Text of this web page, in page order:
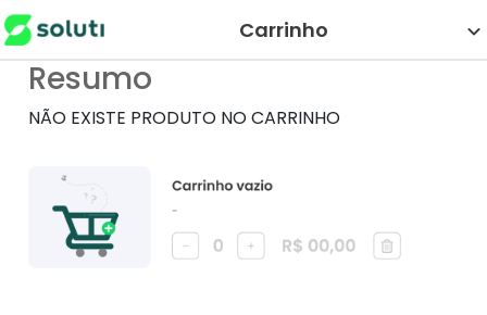
Carrinho
Resumo
NÃO EXISTE PRODUTO NO CARRINHO